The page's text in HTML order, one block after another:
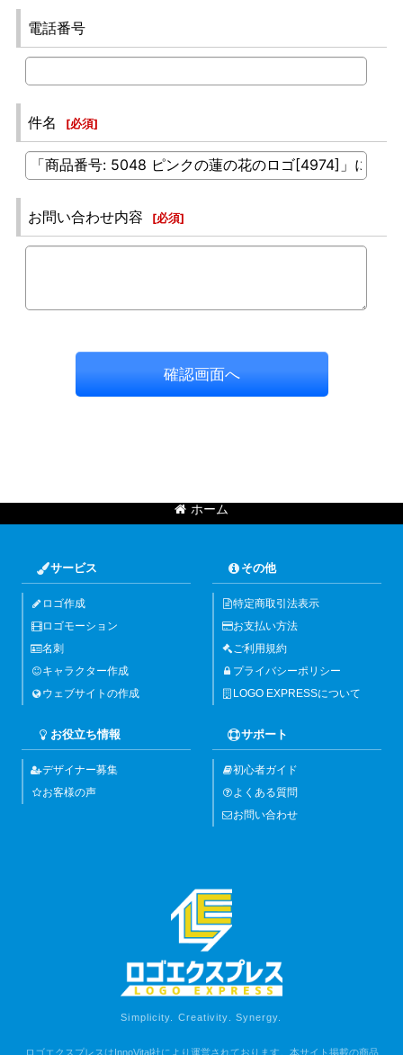
電話番号
件名 [必須]
お問い合わせ内容 [必須]
確認画面へ
ホーム
サービス
ロゴ作成
ロゴモーション
名刺
キャラクター作成
ウェブサイトの作成
その他
特定商取引法表示
お支払い方法
ご利用規約
プライバシーポリシー
LOGO EXPRESSについて
お役立ち情報
デザイナー募集
お客様の声
サポート
初心者ガイド
よくある質問
お問い合わせ
Simplicity. Creativity. Synergy.
ロゴエクスプレスはInnoVital社により運営されております。本サイト掲載の商品